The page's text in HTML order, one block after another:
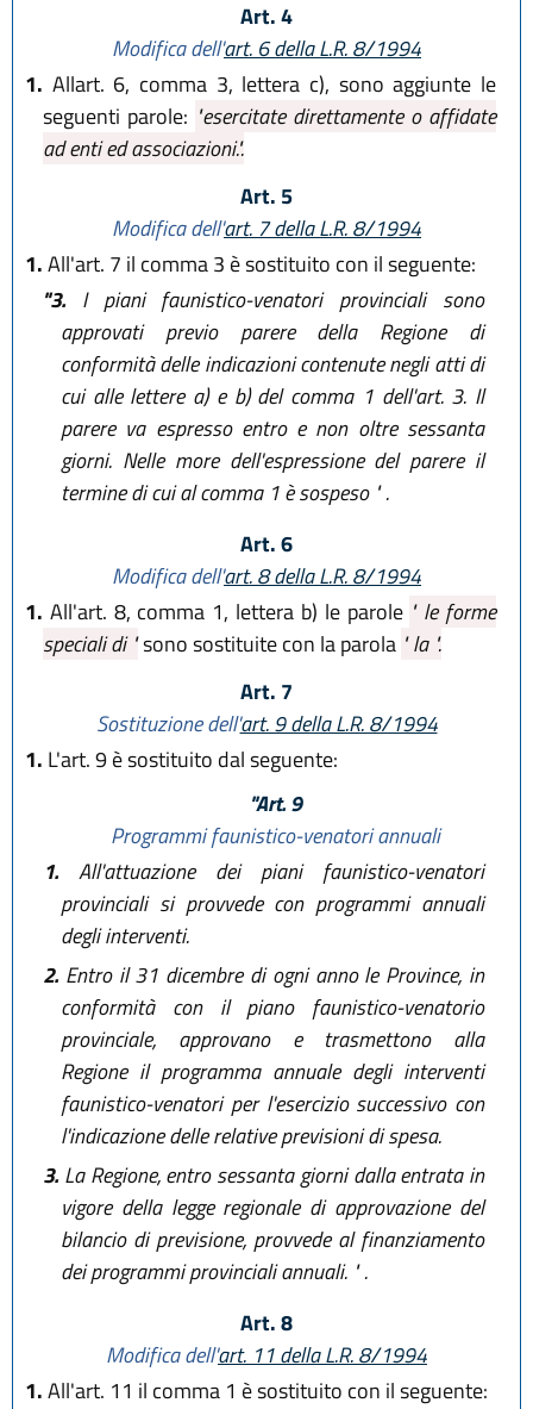
Art. 4
Modifica dell'art. 6 della L.R. 8/1994
1. Allart. 6, comma 3, lettera c), sono aggiunte le
seguenti parole: "esercitate direttamente o affidate
ad enti ed associazioni.".
Art. 5
Modifica dell'art. 7 della L.R. 8/1994
1.All'art. 7 il comma 3 è sostituito con il seguente:
"3.I piani faunistico-venatori provinciali sono
approvati previo parere della Regione di
conformità delle indicazioni contenute negli atti di
cui alle lettere a) e b) del comma 1 dell'art. 3. Il
parere va espresso entro e non oltre sessanta
giorni. Nelle more dell'espressione del parere il
termine di cui al comma 1 è sospeso " .
Art. 6
Modifica dell'art. 8 della L.R. 8/1994
1. All'art. 8, comma 1, lettera b) le parole " le forme
speciali di "sono sostituite con la parola " la ".
Art. 7
Sostituzione dell'art. 9 della L.R. 8/1994
1. L'art. 9 è sostituito dal seguente:
"Art. 9
Programmi faunistico-venatori annuali
1.All'attuazione dei piani faunistico-venatori
provinciali si provvede con programmi annuali
degli interventi.
2.Entro il 31 dicembre di ogni anno le Province, in
conformità con il piano faunistico-venatorio
provinciale, approvano e trasmettono alla
Regione il programma annuale degli interventi
faunistico-venatori per l'esercizio successivo con
l'indicazione delle relative previsioni di spesa.
3.La Regione, entro sessanta giorni dalla entrata in
vigore della legge regionale di approvazione del
bilancio di previsione, provvede al finanziamento
dei programmi provinciali annuali. " .
Art. 8
Modifica dell'art. 11 della L.R. 8/1994
1.All'art. 11 il comma 1 è sostituito con il seguente: